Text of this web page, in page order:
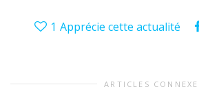
1 Apprécie cette actualité
ARTICLES